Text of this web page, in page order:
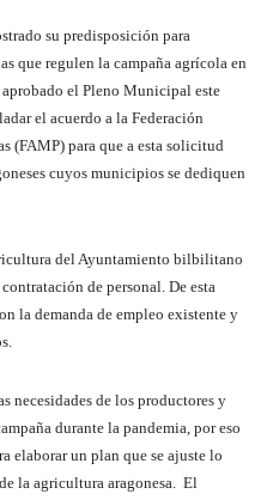
su predisposición para
que regulen la campaña agrícola en
el Pleno Municipal este
el acuerdo a la Federación
(FAMP) para que a esta solicitud
cuyos municipios se dediquen
del Ayuntamiento bilbilitano
de personal. De esta
la demanda de empleo existente y
necesidades de los productores y
durante la pandemia, por eso
elaborar un plan que se ajuste lo
la agricultura aragonesa. El